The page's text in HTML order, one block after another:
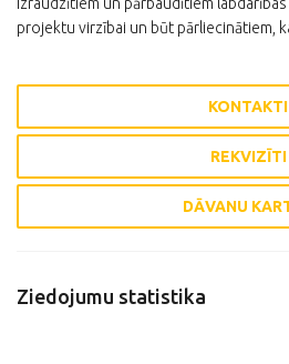
projektu virzībai un būt pārliecinātiem,
KONTAKTI
REKVIZĪTI
DĀVANU
Ziedojumu statistika